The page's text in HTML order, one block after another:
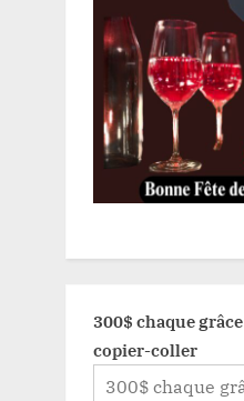
300$ chaque
copier-coller